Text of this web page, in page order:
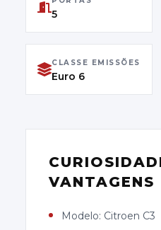
CLASSE DE EMISSÕES
Euro 6
5
CLASSE EMISSÕES
Euro 6
VANTAGENS
Modelo: Citroen C3